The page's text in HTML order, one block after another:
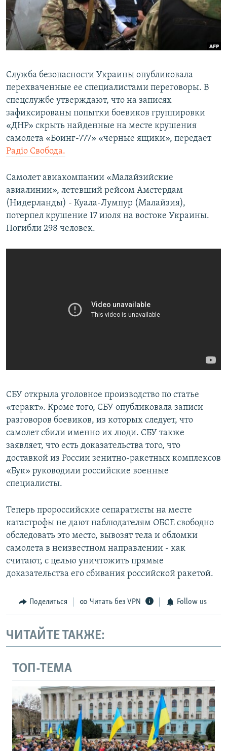
ПОБЕДИТЕЛЕЙ НЕ СУДЯТ?
КРЫМ.НЕПОКОРЕННЫЙ
ELIFBE
ПРИСОЕДИНЯЙТЕСЬ!
Все сайты RFE/RL
Служба безопасности Украины опубликовала
перехваченные ее специалистами переговоры. В
спецслужбе утверждают, что на записях
зафиксированы попытки боевиков группировки
«ДНР» скрыть найденные на месте крушения
самолета «Боинг-777» «черные ящики», передает
Радiо Свобода.
Самолет авиакомпании «Малайзийские
авиалинии», летевший рейсом Амстердам
(Нидерланды) - Куала-Лумпур (Малайзия),
потерпел крушение 17 июля на востоке Украины.
Погибли 298 человек.
СБУ открыла уголовное производство по статье
«теракт». Кроме того, СБУ опубликовала записи
разговоров боевиков, из которых следует, что
самолет сбили именно их люди. СБУ также
заявляет, что есть доказательства того, что
доставкой из России зенитно-ракетных комплексов
«Бук» руководили российские военные
специалисты.
Теперь пророссийские сепаратисты на месте
катастрофы не дают наблюдателям ОБСЕ свободно
обследовать это место, вывозят тела и обломки
самолета в неизвестном направлении - как
считают, с целью уничтожить прямые
доказательства его сбивания российской ракетой.
Поделиться Читать без VPN Follow us
ЧИТАЙТЕ ТАКЖЕ:
ТОП-ТЕМА